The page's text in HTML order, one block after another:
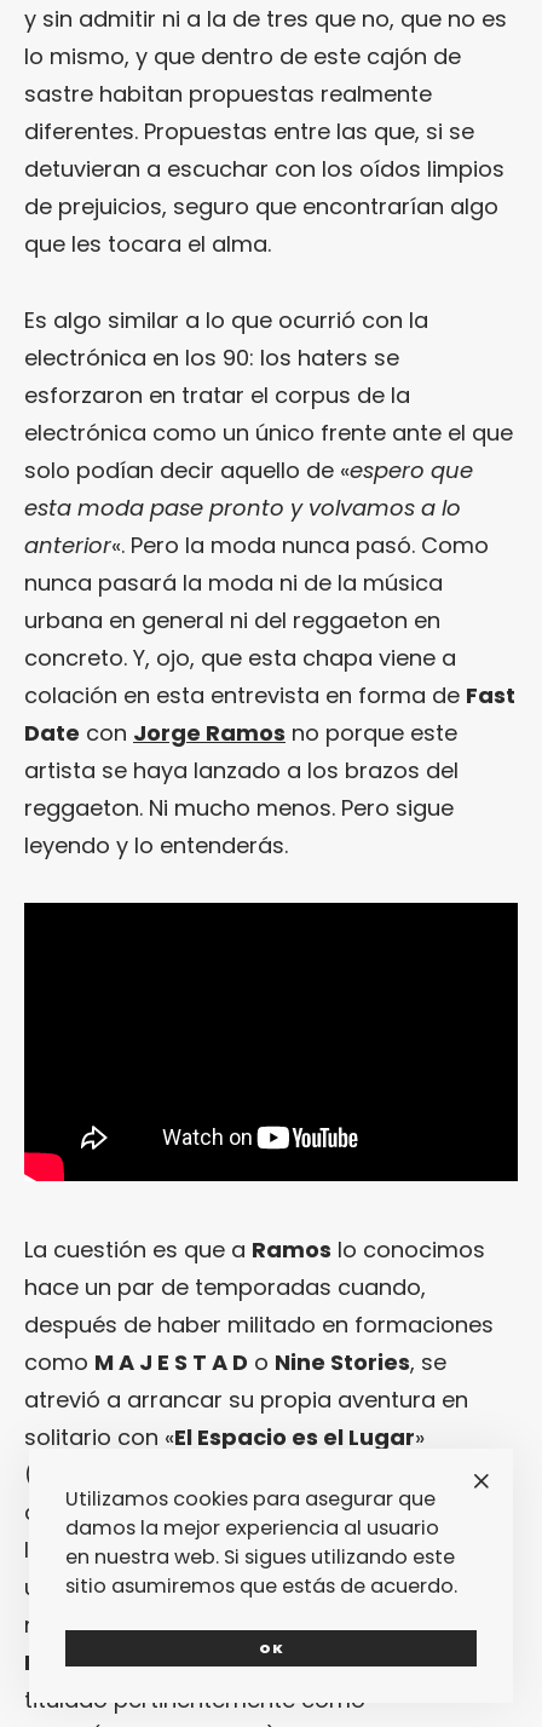
y sin admitir ni a la de tres que no, que no es
lo mismo, y que dentro de este cajón de
sastre habitan propuestas realmente
diferentes. Propuestas entre las que, si se
detuvieran a escuchar con los oídos limpios
de prejuicios, seguro que encontrarían algo
que les tocara el alma.
Es algo similar a lo que ocurrió con la
electrónica en los 90: los haters se
esforzaron en tratar el corpus de la
electrónica como un único frente ante el que
solo podían decir aquello de «espero que
esta moda pase pronto y volvamos a lo
anterior«. Pero la moda nunca pasó. Como
nunca pasará la moda ni de la música
urbana en general ni del reggaeton en
concreto. Y, ojo, que esta chapa viene a
colación en esta entrevista en forma de Fast
Date con Jorge Ramos no porque este
artista se haya lanzado a los brazos del
reggaeton. Ni mucho menos. Pero sigue
leyendo y lo entenderás.
La cuestión es que a Ramos lo conocimos
hace un par de temporadas cuando,
después de haber militado en formaciones
como M A J E S T A D o Nine Stories, se
atrevió a arrancar su propia aventura en
solitario con «El Espacio es el Lugar»
(7RECXRDS, 2017), un elocuente trabajo que
cogía la indietrónica de hace una década y
la actualizaba para traerla al aquí y ahora, a
un presente que la necesitaba más que
nunca. Ahora, dos años después,Jorge
Ramosacaba de lanzar su segundo trabajo,
titulado pertinentemente como
Utilizamos cookies para asegurar que
damos la mejor experiencia al usuario
en nuestra web. Si sigues utilizando este
sitio asumiremos que estás de acuerdo.
OK